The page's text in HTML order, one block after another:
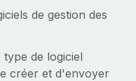
de gestion des
de logiciel
créer et d'envoyer